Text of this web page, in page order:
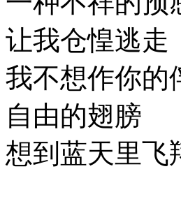
让我仓惶逃走
我不想作你的
自由的翅膀
想到蓝天里飞